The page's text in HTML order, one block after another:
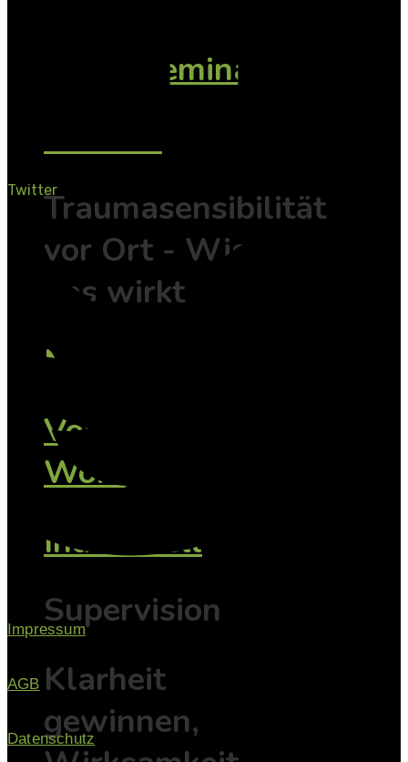
Onlineseminare
Inhouse
Traumasensibilität
vor Ort - Wissen
das wirkt
Mitarbeiterschulung
Vorträge /
Workshops
Individuell
Supervision
Klarheit
gewinnen,
Twitter
Impressum
AGB
Datenschutz